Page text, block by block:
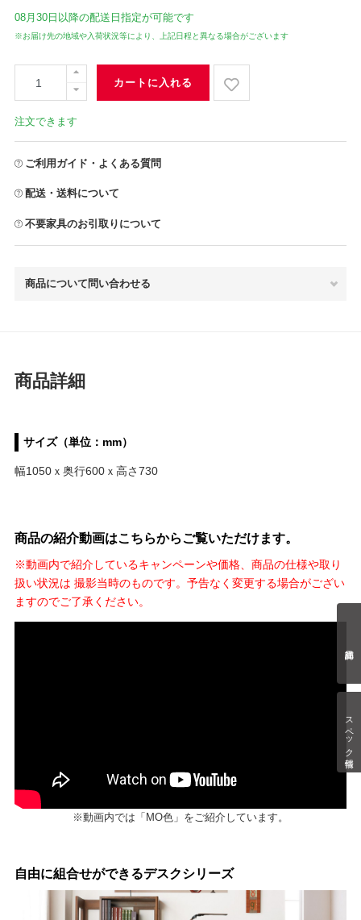
スペック情報
08月30日 以降の配送日指定が可能です
※お届け先の地域や入荷状況等により、上記日程と異なる場合がございます
カートに入れる
注文できます
ご利用ガイド・よくある質問
配送・送料について
不要家具のお引取りについて
商品について問い合わせる
商品詳細
サイズ（単位：mm）
幅1050ｘ奥行600ｘ高さ730
商品の紹介動画はこちらからご覧いただけます。
※動画内で紹介しているキャンペーンや価格、商品の仕様や取り
扱い状況は 撮影当時のものです。予告なく変更する場合がござい
ますのでご了承ください。
※動画内では「MO色」をご紹介しています。
自由に組合せができるデスクシリーズ